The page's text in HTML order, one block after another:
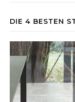
DIE 4 BESTEN